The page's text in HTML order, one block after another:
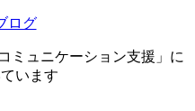
ログ
ミュニケーション支援」に
います